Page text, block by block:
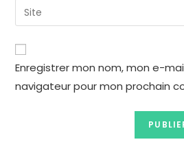
Enregistrer mon nom, mon e-
navigateur pour mon prochain